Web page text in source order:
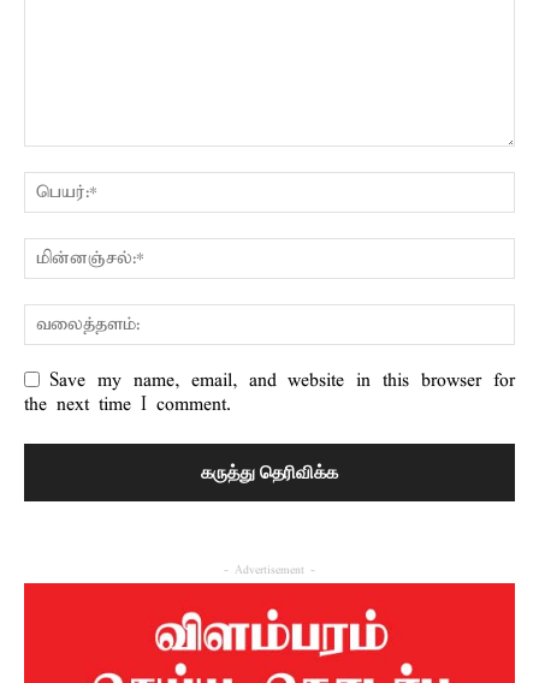
Save my name, email, and website in this browser for
the next time I comment.
- Advertisement -